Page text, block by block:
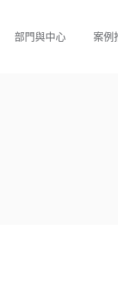
部門與中心 案例